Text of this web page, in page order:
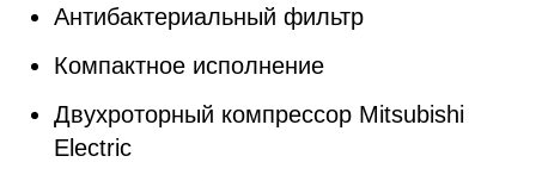
Антибактериальный фильтр
Компактное исполнение
Двухроторный компрессор Mitsubishi
Electric